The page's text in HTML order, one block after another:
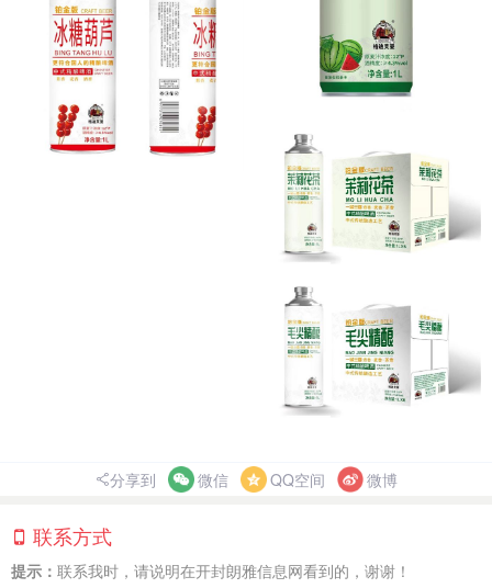
分享到 微信 QQ空间 微博
联系方式
提示： 联系我时，请说明在开封朗雅信息网看到的，谢谢！